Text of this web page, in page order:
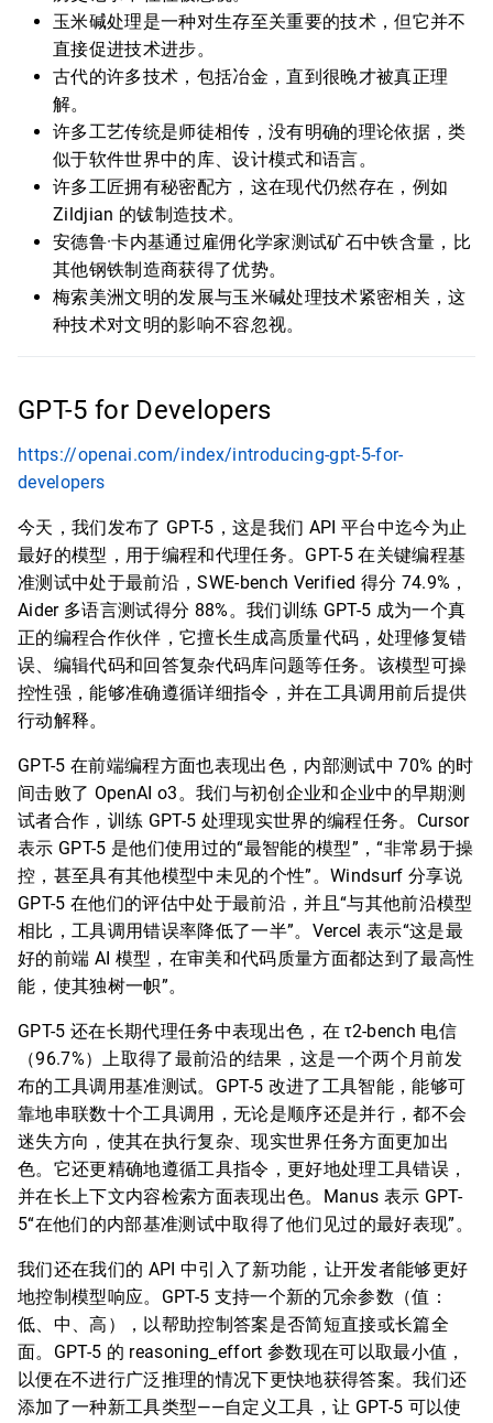
玉米碱处理是一种对生存至关重要的技术，但它并不
直接促进技术进步。
古代的许多技术，包括冶金，直到很晚才被真正理
解。
许多工艺传统是师徒相传，没有明确的理论依据，类
似于软件世界中的库、设计模式和语言。
许多工匠拥有秘密配方，这在现代仍然存在，例如
Zildjian 的钹制造技术。
安德鲁·卡内基通过雇佣化学家测试矿石中铁含量，比
其他钢铁制造商获得了优势。
梅索美洲文明的发展与玉米碱处理技术紧密相关，这
种技术对文明的影响不容忽视。
GPT-5 for Developers
https://openai.com/index/introducing-gpt-5-for-
developers
今天，我们发布了 GPT-5，这是我们 API 平台中迄今为止
最好的模型，用于编程和代理任务。GPT-5 在关键编程基
准测试中处于最前沿，SWE-bench Verified 得分 74.9%，
Aider 多语言测试得分 88%。我们训练 GPT-5 成为一个真
正的编程合作伙伴，它擅长生成高质量代码，处理修复错
误、编辑代码和回答复杂代码库问题等任务。该模型可操
控性强，能够准确遵循详细指令，并在工具调用前后提供
行动解释。
GPT-5 在前端编程方面也表现出色，内部测试中 70% 的时
间击败了 OpenAI o3。我们与初创企业和企业中的早期测
试者合作，训练 GPT-5 处理现实世界的编程任务。Cursor
表示 GPT-5 是他们使用过的“最智能的模型”，“非常易于操
控，甚至具有其他模型中未见的个性”。Windsurf 分享说
GPT-5 在他们的评估中处于最前沿，并且“与其他前沿模型
相比，工具调用错误率降低了一半”。Vercel 表示“这是最
好的前端 AI 模型，在审美和代码质量方面都达到了最高性
能，使其独树一帜”。
GPT-5 还在长期代理任务中表现出色，在 τ2-bench 电信
（96.7%）上取得了最前沿的结果，这是一个两个月前发
布的工具调用基准测试。GPT-5 改进了工具智能，能够可
靠地串联数十个工具调用，无论是顺序还是并行，都不会
迷失方向，使其在执行复杂、现实世界任务方面更加出
色。它还更精确地遵循工具指令，更好地处理工具错误，
并在长上下文内容检索方面表现出色。Manus 表示 GPT-
5“在他们的内部基准测试中取得了他们见过的最好表现”。
我们还在我们的 API 中引入了新功能，让开发者能够更好
地控制模型响应。GPT-5 支持一个新的冗余参数（值：
低、中、高），以帮助控制答案是否简短直接或长篇全
面。GPT-5 的 reasoning_effort 参数现在可以取最小值，
以便在不进行广泛推理的情况下更快地获得答案。我们还
添加了一种新工具类型——自定义工具，让 GPT-5 可以使